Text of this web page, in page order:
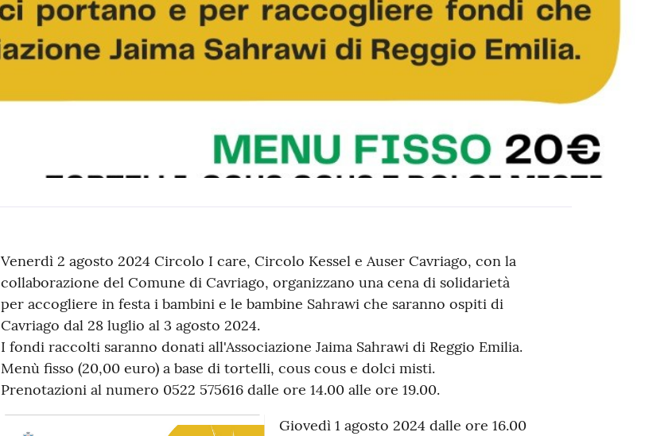
Contenuto
Venerdì 2 agosto 2024 Circolo I care, Circolo Kessel e Auser Cavriago, con la
collaborazione del Comune di Cavriago, organizzano una cena di solidarietà
per accogliere in festa i bambini e le bambine Sahrawi che saranno ospiti di
Cavriago dal 28 luglio al 3 agosto 2024.
I fondi raccolti saranno donati all'Associazione Jaima Sahrawi di Reggio Emilia.
Menù fisso (20,00 euro) a base di tortelli, cous cous e dolci misti.
Prenotazioni al numero 0522 575616 dalle ore 14.00 alle ore 19.00.
Giovedì 1 agosto 2024 dalle ore 16.00